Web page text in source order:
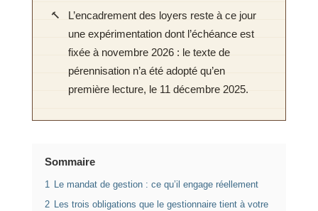
L’encadrement des loyers reste à ce jour
une expérimentation dont l’échéance est
fixée à novembre 2026 : le texte de
pérennisation n’a été adopté qu’en
première lecture, le 11 décembre 2025.
Sommaire
1 Le mandat de gestion : ce qu’il engage réellement
2 Les trois obligations que le gestionnaire tient à votre